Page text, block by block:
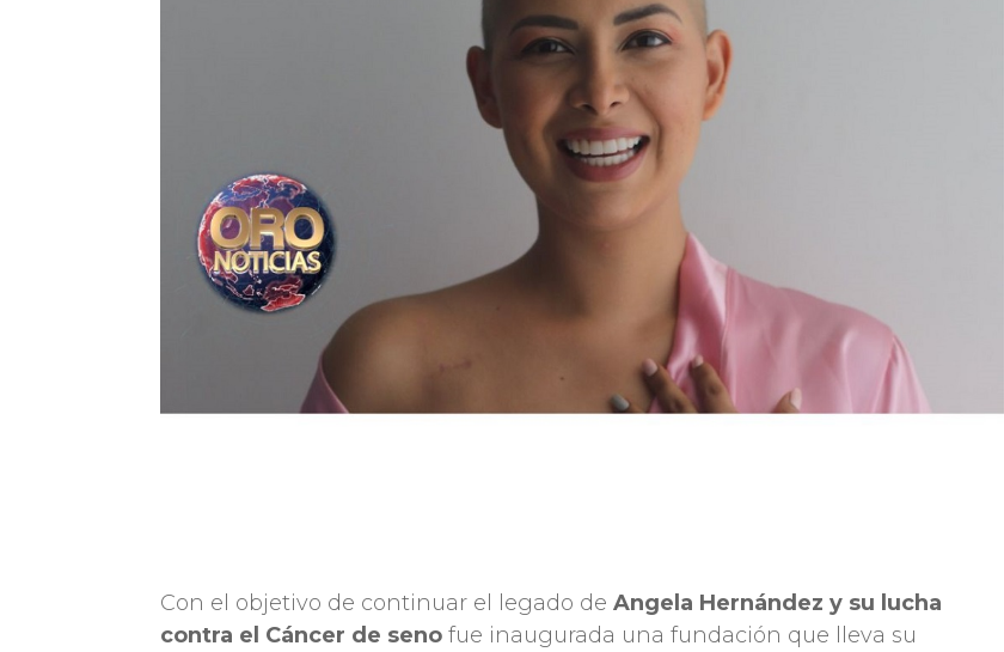
Con el objetivo de continuar el legado deAngela Hernández y su lucha
contra el Cáncer de seno fue inaugurada una fundación que lleva su